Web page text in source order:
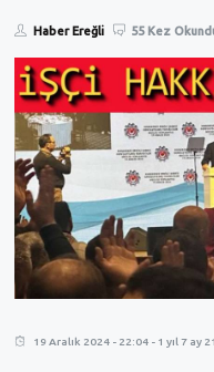
Haber Ereğli 55 Kez
19 Aralık 2024 - 22:04 - 1 yıl 7 ay